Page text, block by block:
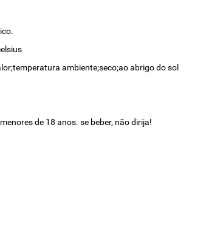
ambiente;seco;ao abrigo do sol
de 18 anos. se beber, não dirija!